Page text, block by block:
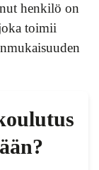
henkilö on
toimii